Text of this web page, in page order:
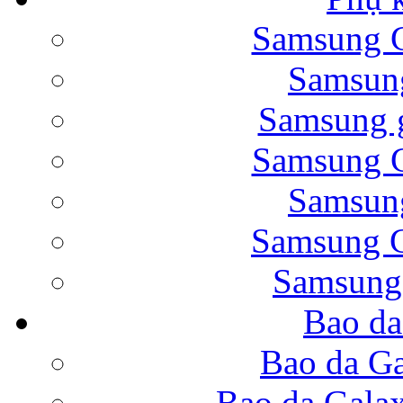
Bao da Samsung
Bao da Galaxy
Nắp lưng Samsung
Samsung
Samsung
Samsung
Bao
Bao da